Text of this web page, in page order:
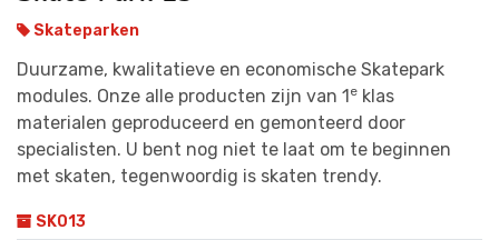
Skateparken
Duurzame, kwalitatieve en economische Skatepark
modules. Onze alle producten zijn van 1e klas
materialen geproduceerd en gemonteerd door
specialisten. U bent nog niet te laat om te beginnen
met skaten, tegenwoordig is skaten trendy.
SK013